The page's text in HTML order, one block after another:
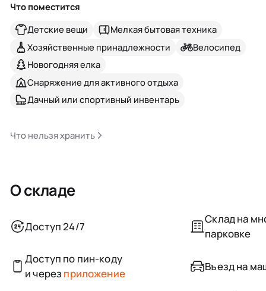
Что поместится
Детские вещи
Мелкая бытовая техника
Хозяйственные принадлежности
Велосипед
Новогодняя елка
Снаряжение для активного отдыха
Дачный или спортивный инвентарь
Что нельзя хранить
О складе
Доступ 24/7
Склад на
парковке
Доступ по пин-коду
и через приложение
Въезд на